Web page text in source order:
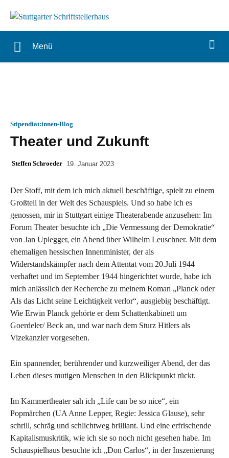
Menü
Stipendiat:innen-Blog
Theater und Zukunft
Steffen Schroeder 19. Januar 2023
Der Stoff, mit dem ich mich aktuell beschäftige, spielt zu einem
Großteil in der Welt des Schauspiels. Und so habe ich es
genossen, mir in Stuttgart einige Theaterabende anzusehen: Im
Forum Theater besuchte ich „Die Vermessung der Demokratie“
von Jan Uplegger, ein Abend über Wilhelm Leuschner. Mit dem
ehemaligen hessischen Innenminister, der als
Widerstandskämpfer nach dem Attentat vom 20.Juli 1944
verhaftet und im September 1944 hingerichtet wurde, habe ich
mich anlässlich der Recherche zu meinem Roman „Planck oder
Als das Licht seine Leichtigkeit verlor“, ausgiebig beschäftigt.
Wie Erwin Planck gehörte er dem Schattenkabinett um
Goerdeler/ Beck an, und war nach dem Sturz Hitlers als
Vizekanzler vorgesehen.
Ein spannender, berührender und kurzweiliger Abend, der das
Leben dieses mutigen Menschen in den Blickpunkt rückt.
Im Kammertheater sah ich „Life can be so nice“, ein
Popmärchen (UA Anne Lepper, Regie: Jessica Glause), sehr
schrill, schräg und schlichtweg brilliant. Und eine erfrischende
Kapitalismuskritik, wie ich sie so noch nicht gesehen habe. Im
Schauspielhaus besuchte ich „Don Carlos“, in der Inszenierung